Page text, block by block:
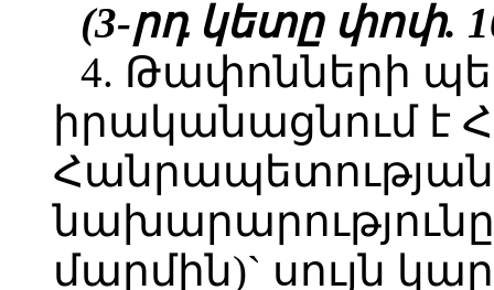
(3-րդ կետը փոփ.
4. Թափոնների
իրականացնում է
մարմին)` սույն